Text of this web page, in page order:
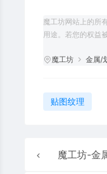
魔工坊网站上的所
用途。若您的权益
魔工坊 金属/
贴图纹理
魔工坊-金